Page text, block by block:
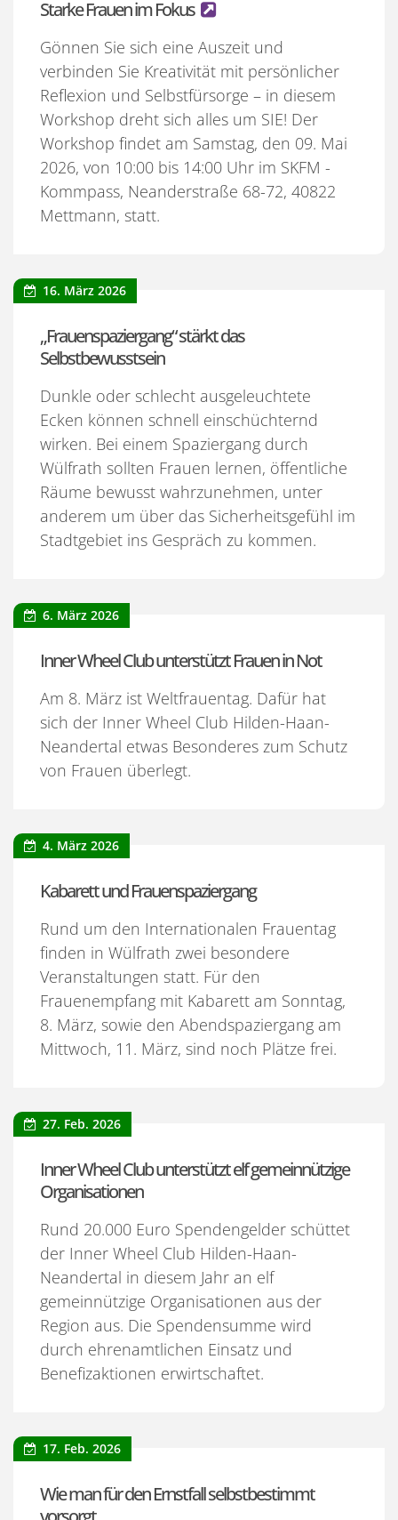
Starke Frauen im Fokus
Gönnen Sie sich eine Auszeit und
verbinden Sie Kreativität mit persönlicher
Reflexion und Selbstfürsorge – in diesem
Workshop dreht sich alles um SIE! Der
Workshop findet am Samstag, den 09. Mai
2026, von 10:00 bis 14:00 Uhr im SKFM -
Kommpass, Neanderstraße 68-72, 40822
Mettmann, statt.
„Frauenspaziergang“ stärkt das
Selbstbewusstsein
16. März 2026
Dunkle oder schlecht ausgeleuchtete
Ecken können schnell einschüchternd
wirken. Bei einem Spaziergang durch
Wülfrath sollten Frauen lernen, öffentliche
Räume bewusst wahrzunehmen, unter
anderem um über das Sicherheitsgefühl im
Stadtgebiet ins Gespräch zu kommen.
Inner Wheel Club unterstützt Frauen in Not
6. März 2026
Am 8. März ist Weltfrauentag. Dafür hat
sich der Inner Wheel Club Hilden-Haan-
Neandertal etwas Besonderes zum Schutz
von Frauen überlegt.
Kabarett und Frauenspaziergang
4. März 2026
Rund um den Internationalen Frauentag
finden in Wülfrath zwei besondere
Veranstaltungen statt. Für den
Frauenempfang mit Kabarett am Sonntag,
8. März, sowie den Abendspaziergang am
Mittwoch, 11. März, sind noch Plätze frei.
Inner Wheel Club unterstützt elf gemeinnützige
Organisationen
27. Feb. 2026
Rund 20.000 Euro Spendengelder schüttet
der Inner Wheel Club Hilden-Haan-
Neandertal in diesem Jahr an elf
gemeinnützige Organisationen aus der
Region aus. Die Spendensumme wird
durch ehrenamtlichen Einsatz und
Benefizaktionen erwirtschaftet.
Wie man für den Ernstfall selbstbestimmt
17. Feb. 2026